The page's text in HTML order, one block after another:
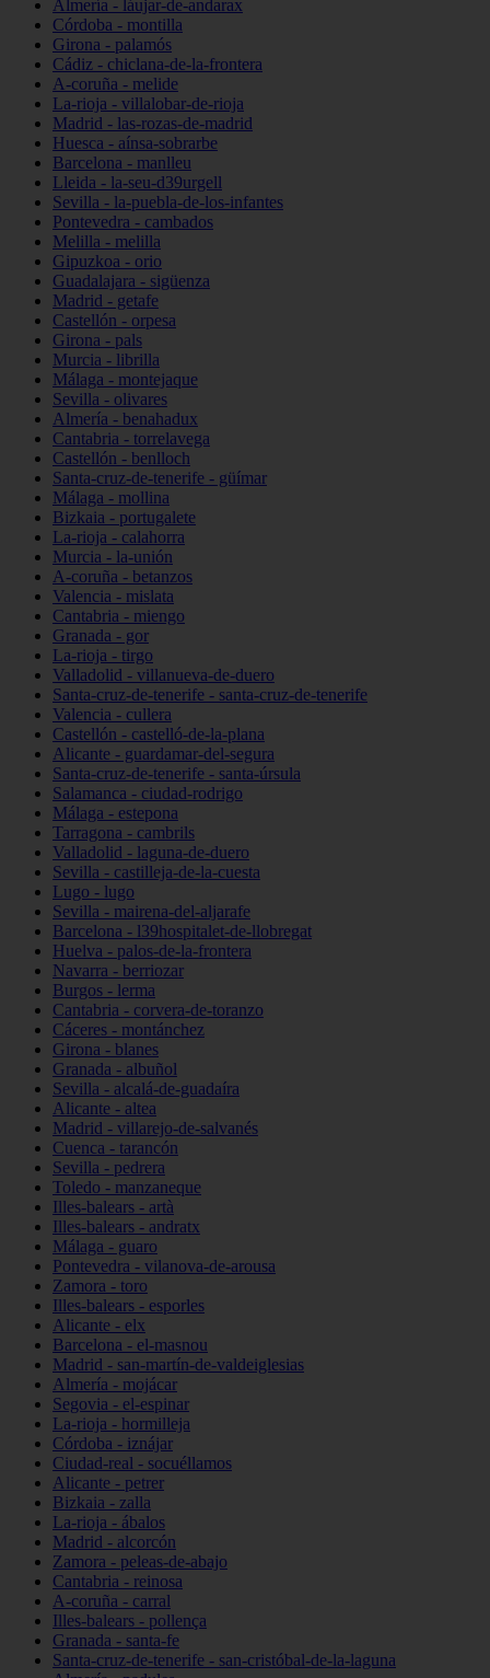
Almería - láujar-de-andarax
Córdoba - montilla
Girona - palamós
Cádiz - chiclana-de-la-frontera
A-coruña - melide
La-rioja - villalobar-de-rioja
Madrid - las-rozas-de-madrid
Huesca - aínsa-sobrarbe
Barcelona - manlleu
Lleida - la-seu-d39urgell
Sevilla - la-puebla-de-los-infantes
Pontevedra - cambados
Melilla - melilla
Gipuzkoa - orio
Guadalajara - sigüenza
Madrid - getafe
Castellón - orpesa
Girona - pals
Murcia - librilla
Málaga - montejaque
Sevilla - olivares
Almería - benahadux
Cantabria - torrelavega
Castellón - benlloch
Santa-cruz-de-tenerife - güímar
Málaga - mollina
Bizkaia - portugalete
La-rioja - calahorra
Murcia - la-unión
A-coruña - betanzos
Valencia - mislata
Cantabria - miengo
Granada - gor
La-rioja - tirgo
Valladolid - villanueva-de-duero
Santa-cruz-de-tenerife - santa-cruz-de-tenerife
Valencia - cullera
Castellón - castelló-de-la-plana
Alicante - guardamar-del-segura
Santa-cruz-de-tenerife - santa-úrsula
Salamanca - ciudad-rodrigo
Málaga - estepona
Tarragona - cambrils
Valladolid - laguna-de-duero
Sevilla - castilleja-de-la-cuesta
Lugo - lugo
Sevilla - mairena-del-aljarafe
Barcelona - l39hospitalet-de-llobregat
Huelva - palos-de-la-frontera
Navarra - berriozar
Burgos - lerma
Cantabria - corvera-de-toranzo
Cáceres - montánchez
Girona - blanes
Granada - albuñol
Sevilla - alcalá-de-guadaíra
Alicante - altea
Madrid - villarejo-de-salvanés
Cuenca - tarancón
Sevilla - pedrera
Toledo - manzaneque
Illes-balears - artà
Illes-balears - andratx
Málaga - guaro
Pontevedra - vilanova-de-arousa
Zamora - toro
Illes-balears - esporles
Alicante - elx
Barcelona - el-masnou
Madrid - san-martín-de-valdeiglesias
Almería - mojácar
Segovia - el-espinar
La-rioja - hormilleja
Córdoba - iznájar
Ciudad-real - socuéllamos
Alicante - petrer
Bizkaia - zalla
La-rioja - ábalos
Madrid - alcorcón
Zamora - peleas-de-abajo
Cantabria - reinosa
A-coruña - carral
Illes-balears - pollença
Granada - santa-fe
Santa-cruz-de-tenerife - san-cristóbal-de-la-laguna